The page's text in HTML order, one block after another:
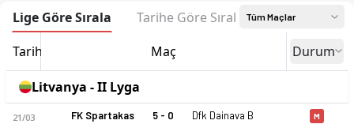
Lige Göre Sırala Tarihe Göre Sırala Tüm Maçlar
Tarih Maç Durum
Litvanya - II Lyga
21/03 FK Spartakas 5 - 0 Dfk Dainava B M